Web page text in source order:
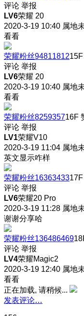
评论 举报
LV6荣耀 20
2020-3-19 10:40 属地
看看
荣耀粉丝9481181215F
评论 举报
LV6荣耀 20
2020-3-19 10:40 属地
看看
荣耀粉丝825935716F
评论 举报
LV1荣耀V10
2020-3-19 11:04 属地
英文显示咋样
荣耀粉丝1636343317F
评论 举报
LV6荣耀20 Pro
2020-3-19 11:28 属地
谢谢分享哈
荣耀粉丝136486469
评论 举报
LV4荣耀Magic2
2020-3-19 12:40 属地
看看
正在加载, 请稍候...
发表评论…